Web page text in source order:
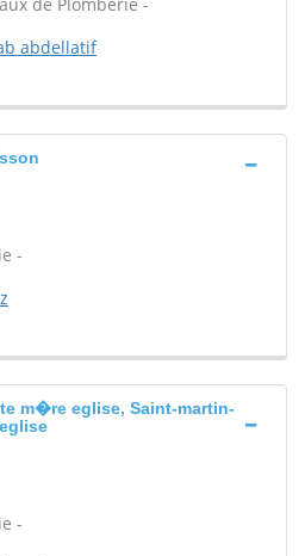
abdellatif
-
m�re eglise, Saint-martin-
-